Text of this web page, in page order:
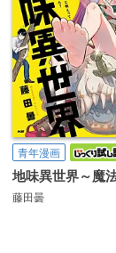
青年漫画
藤田曇